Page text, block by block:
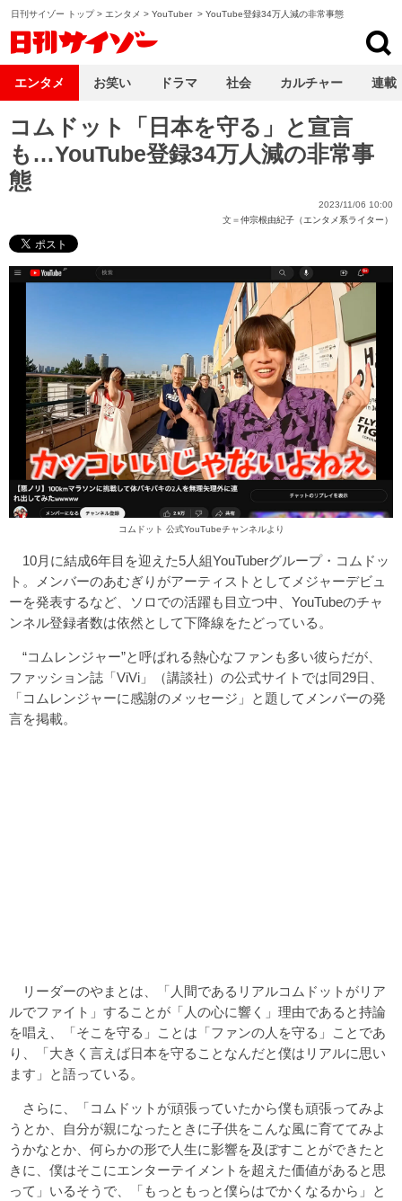
日刊サイゾー トップ> エンタメ > YouTuber > YouTube登録34万人減の非常事態
コムドット「日本を守る」と宣言
も…YouTube登録34万人減の非常事
態
2023/11/06 10:00
文＝仲宗根由紀子（エンタメ系ライター）
コムドット 公式YouTubeチャンネルより
10月に結成6年目を迎えた5人組YouTuberグループ・コムドッ
ト。メンバーのあむぎりがアーティストとしてメジャーデビュ
ーを発表するなど、ソロでの活躍も目立つ中、YouTubeのチャ
ンネル登録者数は依然として下降線をたどっている。
“コムレンジャー”と呼ばれる熱心なファンも多い彼らだが、
ファッション誌「ViVi」（講談社）の公式サイトでは同29日、
「コムレンジャーに感謝のメッセージ」と題してメンバーの発
言を掲載。
リーダーのやまとは、「人間であるリアルコムドットがリア
ルでファイト」することが「人の心に響く」理由であると持論
を唱え、「そこを守る」ことは「ファンの人を守る」ことであ
り、「大きく言えば日本を守ることなんだと僕はリアルに思い
ます」と語っている。
さらに、「コムドットが頑張っていたから僕も頑張ってみよ
うとか、自分が親になったときに子供をこんな風に育ててみよ
うかなとか、何らかの形で人生に影響を及ぼすことができたと
きに、僕はそこにエンターテイメントを超えた価値があると思
って」いるそうで、「もっともっと僕らはでかくなるから」と
エンタメ お笑い ドラマ 社会 カルチャー 連載